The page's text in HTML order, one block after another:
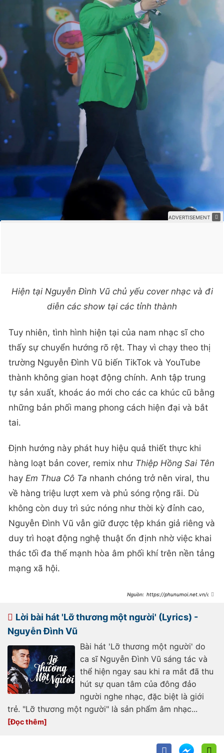
Hiện tại Nguyễn Đình Vũ chủ yếu cover nhạc và đi
diễn các show tại các tỉnh thành
Tuy nhiên, tình hình hiện tại của nam nhạc sĩ cho
thấy sự chuyển hướng rõ rệt. Thay vì chạy theo thị
trường Nguyễn Đình Vũ biến TikTok và YouTube
thành không gian hoạt động chính. Anh tập trung
tự sản xuất, khoác áo mới cho các ca khúc cũ bằng
những bản phối mang phong cách hiện đại và bắt
tai.
Định hướng này phát huy hiệu quả thiết thực khi
hàng loạt bản cover, remix như Thiệp Hồng Sai Tên
hay Em Thua Cô Ta nhanh chóng trở nên viral, thu
về hàng triệu lượt xem và phủ sóng rộng rãi. Dù
không còn duy trì sức nóng như thời kỳ đỉnh cao,
Nguyễn Đình Vũ vẫn giữ được tệp khán giả riêng và
duy trì hoạt động nghệ thuật ổn định nhờ việc khai
thác tối đa thế mạnh hòa âm phối khí trên nền tảng
mạng xã hội.
https://phunumoi.net.vn/ca-
hien-tai-la-ai-d350280.html
Lời bài hát 'Lỡ thương một người' (Lyrics) -
Nguyễn Đình Vũ
Bài hát 'Lỡ thương một người' do
ca sĩ Nguyễn Đình Vũ sáng tác và
thể hiện ngay sau khi ra mắt đã thu
hút sự quan tâm của đông đảo
người nghe nhạc, đặc biệt là giới
trẻ. "Lỡ thương một người" là sản phẩm âm nhạc...